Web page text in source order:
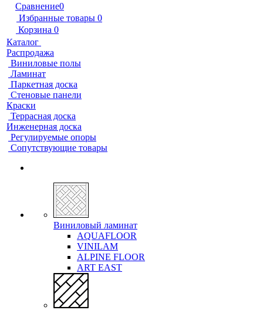
Сравнение0
Избранные товары 0
Корзина 0
Каталог
Распродажа
Виниловые полы
Ламинат
Паркетная доска
Стеновые панели
Краски
Террасная доска
Инженерная доска
Регулируемые опоры
Сопутствующие товары
Виниловый ламинат
AQUAFLOOR
VINILAM
ALPINE FLOOR
ART EAST